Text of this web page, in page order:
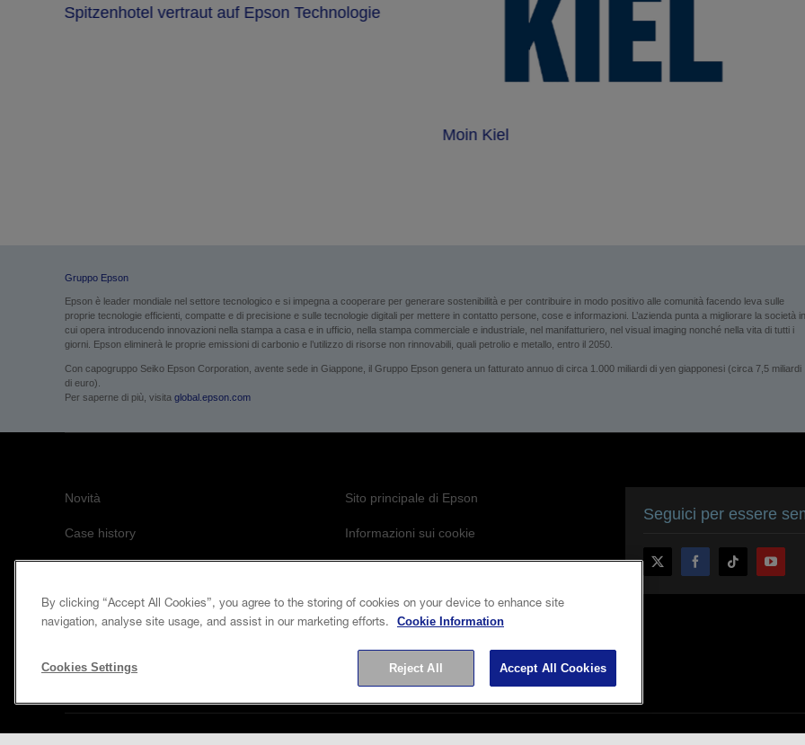
Spitzenhotel vertraut auf Epson Technologie
Moin Kiel
Gruppo Epson
Epson è leader mondiale nel settore tecnologico e si impegna a cooperare per generare sostenibilità e per contribuire in modo positivo alle comunità facendo leva sulle
proprie tecnologie efficienti, compatte e di precisione e sulle tecnologie digitali per mettere in contatto persone, cose e informazioni. L’azienda punta a migliorare la società in
cui opera introducendo innovazioni nella stampa a casa e in ufficio, nella stampa commerciale e industriale, nel manifatturiero, nel visual imaging nonché nella vita di tutti i
giorni. Epson eliminerà le proprie emissioni di carbonio e l’utilizzo di risorse non rinnovabili, quali petrolio e metallo, entro il 2050.
Con capogruppo Seiko Epson Corporation, avente sede in Giappone, il Gruppo Epson genera un fatturato annuo di circa 1.000 miliardi di yen giapponesi (circa 7,5 miliardi
di euro).
Per saperne di più, visita global.epson.com
Novità
Case history
Eventi
Sito principale di Epson
Informazioni sui cookie
Informazioni su Epson
Seguici per essere
By clicking “Accept All Cookies”, you agree to the storing of cookies on your device to enhance site
navigation, analyse site usage, and assist in our marketing efforts.
Cookie Information
Cookies Settings Reject All Accept All Cookies